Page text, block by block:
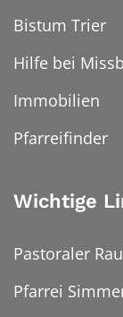
Bistum Trier
Hilfe bei
Immobilien
Pfarreifinder
Wichtige
Pastoraler
Pfarrei